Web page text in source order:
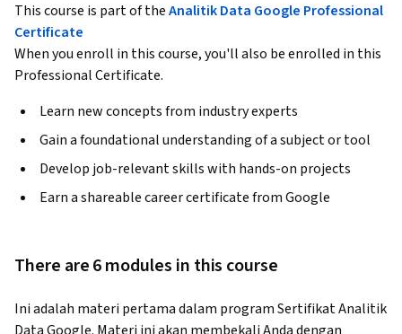
This course is part of theAnalitik Data Google Professional
Certificate
When you enroll in this course, you'll also be enrolled in this
Professional Certificate.
Learn new concepts from industry experts
Gain a foundational understanding of a subject or tool
Develop job-relevant skills with hands-on projects
Earn a shareable career certificate from Google
There are 6 modules in this course
Ini adalah materi pertama dalam program Sertifikat Analitik